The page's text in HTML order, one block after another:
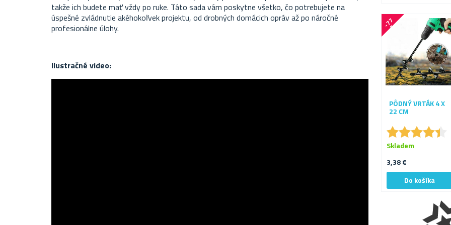
takže ich budete mať vždy po ruke. Táto sada vám poskytne všetko, čo potrebujete na
úspešné zvládnutie akéhokoľvek projektu, od drobných domácich opráv až po náročné
profesionálne úlohy.
Ilustračné video:
-
7
7
%
PÔDNÝ VRTÁK 4 X
22 CM
★★★★★
★★★★★
3,38 €
Skladem